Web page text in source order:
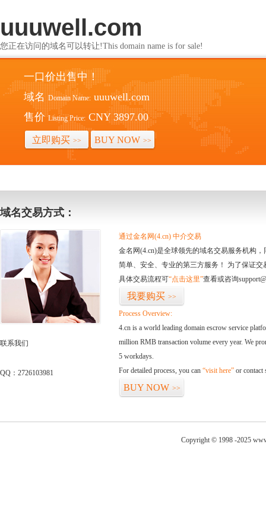
uuuwell.com
您正在访问的域名可以转让!This domain name is for sale!
一口价出售中！
域名 Domain Name: uuuwell.com
售价 Listing Price: CNY 3897.00
立即购买 >> BUY NOW >>
域名交易方式：
联系我们
QQ：2726103981
通过金名网(4.cn) 中介交易
金名网(4.cn)是全球领先的域名交易服务机构
简单、安全、专业的第三方服务！ 为了保证
具体交易流程可“点击这里”查看或咨询
我要购买 >>
Process Overview:
4.cn is a world leading domain escrow service
million RMB transaction volume every year. We
5 workdays.
For detailed process, you can “visit here” or contact
BUY NOW >>
Copyright © 1998 -2025